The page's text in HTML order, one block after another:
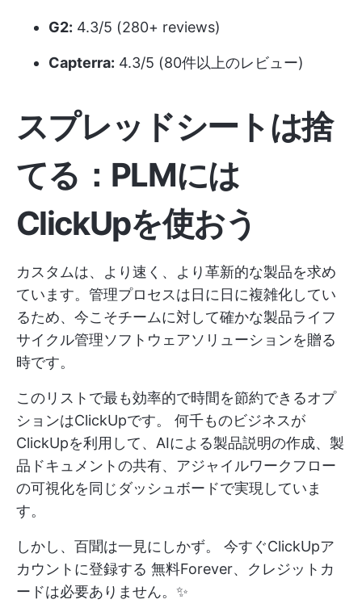
G2: 4.3/5 (280+ reviews)
Capterra: 4.3/5 (80件以上のレビュー)
スプレッドシートは捨
てる：PLMには
ClickUpを使おう
カスタムは、より速く、より革新的な製品を求め
ています。管理プロセスは日に日に複雑化してい
るため、今こそチームに対して確かな製品ライフ
サイクル管理ソフトウェアソリューションを贈る
時です。
このリストで最も効率的で時間を節約できるオプ
ションはClickUpです。 何千ものビジネスが
ClickUpを利用して、AIによる製品説明の作成、製
品ドキュメントの共有、アジャイルワークフロー
の可視化を同じダッシュボードで実現していま
す。
しかし、百聞は一見にしかず。 今すぐClickUpア
カウントに登録する 無料Forever、クレジットカ
ードは必要ありません。✨